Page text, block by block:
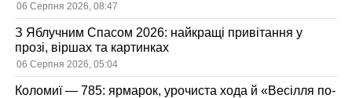
06 Серпня 2026, 08:47
З Яблучним Спасом 2026: найкращі привітання у
прозі, віршах та картинках
06 Серпня 2026, 05:04
Коломиї — 785: ярмарок, урочиста хода й «Весілля по-